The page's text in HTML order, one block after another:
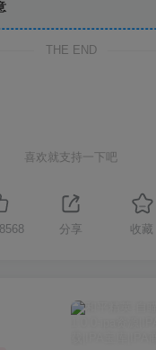
THE END
喜欢就支持一下吧
8568 分享 收藏